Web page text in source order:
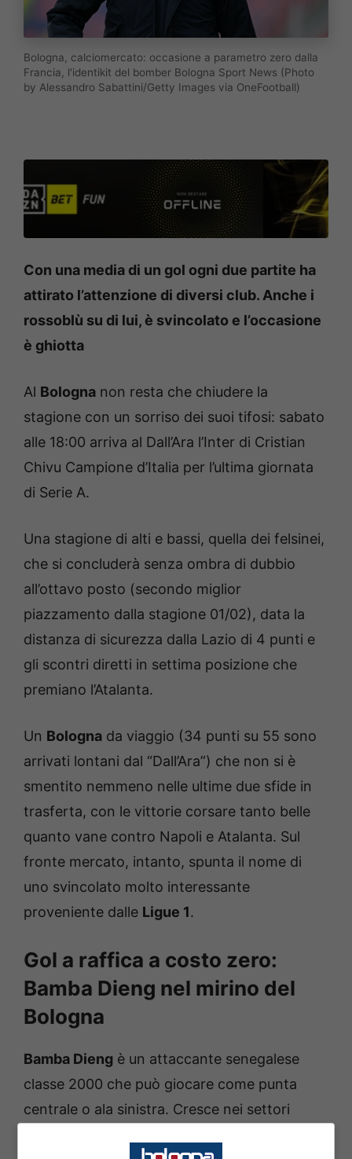
Bologna, calciomercato: occasione a parametro zero dalla
Francia, l'identikit del bomber Bologna Sport News (Photo
by Alessandro Sabattini/Getty Images via OneFootball)
Con una media di un gol ogni due partite ha
attirato l’attenzione di diversi club. Anche i
rossoblù su di lui, è svincolato e l’occasione
è ghiotta
Al Bologna non resta che chiudere la
stagione con un sorriso dei suoi tifosi: sabato
alle 18:00 arriva al Dall’Ara l’Inter di Cristian
Chivu Campione d’Italia per l’ultima giornata
di Serie A.
Una stagione di alti e bassi, quella dei felsinei,
che si concluderà senza ombra di dubbio
all’ottavo posto (secondo miglior
piazzamento dalla stagione 01/02), data la
distanza di sicurezza dalla Lazio di 4 punti e
gli scontri diretti in settima posizione che
premiano l’Atalanta.
Un Bologna da viaggio (34 punti su 55 sono
arrivati lontani dal “Dall’Ara”) che non si è
smentito nemmeno nelle ultime due sfide in
trasferta, con le vittorie corsare tanto belle
quanto vane contro Napoli e Atalanta. Sul
fronte mercato, intanto, spunta il nome di
uno svincolato molto interessante
proveniente dalle Ligue 1.
Gol a raffica a costo zero:
Bamba Dieng nel mirino del
Bologna
Bamba Dieng è un attaccante senegalese
classe 2000 che può giocare come punta
centrale o ala sinistra. Cresce nei settori